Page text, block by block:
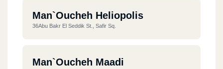
Man`oucheh Heliopolis
36Abu Bakr El Seddik St., Safir Sq.
Man`oucheh Maadi